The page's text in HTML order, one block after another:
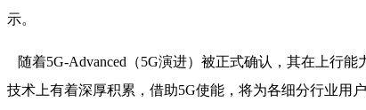
示。
随着5G-Advanced（5G演进）被正式确认，其在上行
技术上有着深厚积累，借助5G使能，将为各细分行业用